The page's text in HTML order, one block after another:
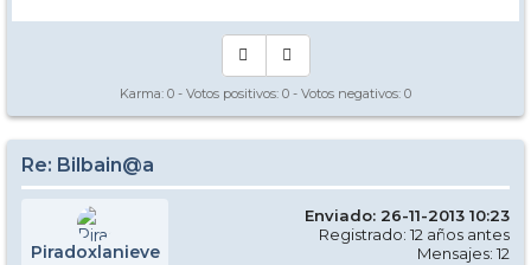
Karma: 0 - Votos positivos: 0 - Votos negativos: 0
Re: Bilbain@a
Piradoxlanieve
Enviado: 26-11-2013 10:23
Registrado: 12 años antes
Mensajes: 12